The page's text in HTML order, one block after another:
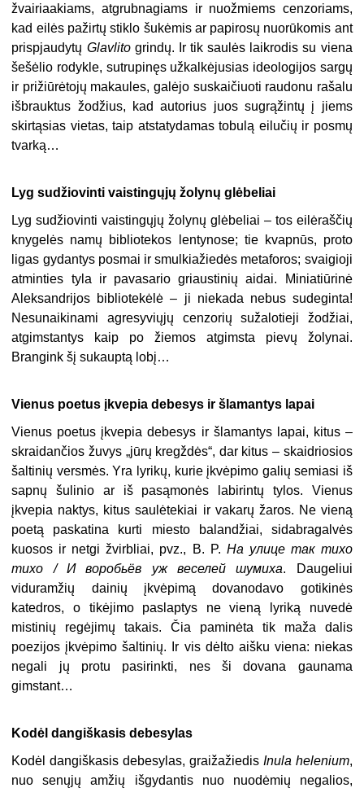
žvairiaakiams, atgrubnagiams ir nuožmiems cenzoriams,
kad eilės pažirtų stiklo šukėmis ar papirosų nuorūkomis ant
prispjaudytų Glavlitogrindų. Ir tik saulės laikrodis su viena
šešėlio rodykle, sutrupinęs užkalkėjusias ideologijos sargų
ir prižiūrėtojų makaules, galėjo suskaičiuoti raudonu rašalu
išbrauktus žodžius, kad autorius juos sugrąžintų į jiems
skirtąsias vietas, taip atstatydamas tobulą eilučių ir posmų
tvarką…
Lyg sudžiovinti vaistingųjų žolynų glėbeliai
Lyg sudžiovinti vaistingųjų žolynų glėbeliai – tos eilėraščių
knygelės namų bibliotekos lentynose; tie kvapnūs, proto
ligas gydantys posmai ir smulkiažiedės metaforos; svaigioji
atminties tyla ir pavasario griaustinių aidai. Miniatiūrinė
Aleksandrijos bibliotekėlė – ji niekada nebus sudeginta!
Nesunaikinami agresyviųjų cenzorių sužalotieji žodžiai,
atgimstantys kaip po žiemos atgimsta pievų žolynai.
Brangink šį sukauptą lobį…
Vienus poetus įkvepia debesys ir šlamantys lapai
Vienus poetus įkvepia debesys ir šlamantys lapai, kitus –
skraidančios žuvys „jūrų kregždės“, dar kitus – skaidriosios
šaltinių versmės. Yra lyrikų, kurie įkvėpimo galių semiasi iš
sapnų šulinio ar iš pasąmonės labirintų tylos. Vienus
įkvepia naktys, kitus saulėtekiai ir vakarų žaros. Ne vieną
poetą paskatina kurti miesto balandžiai, sidabragalvės
kuosos ir netgi žvirbliai, pvz., B. P. На улице так тихо
тихо / И воробьёв уж веселей шумиха. Daugeliui
viduramžių dainių įkvėpimą dovanodavo gotikinės
katedros, o tikėjimo paslaptys ne vieną lyriką nuvedė
mistinių regėjimų takais. Čia paminėta tik maža dalis
poezijos įkvėpimo šaltinių. Ir vis dėlto aišku viena: niekas
negali jų protu pasirinkti, nes ši dovana gaunama
gimstant…
Kodėl dangiškasis debesylas
Kodėl dangiškasis debesylas, graižažiedis Inula helenium,
nuo senųjų amžių išgydantis nuo nuodėmių negalios,